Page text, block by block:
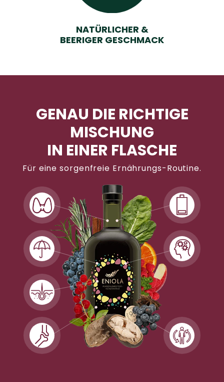
NATÜRLICHER &
BEERIGER GESCHMACK
GENAU DIE RICHTIGE
MISCHUNG
IN EINER FLASCHE
Für eine sorgenfreie Ernährungs-Routine.